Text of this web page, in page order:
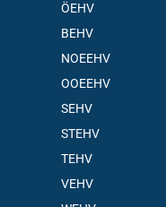
ÖEHV
BEHV
NOEEHV
OOEEHV
SEHV
STEHV
TEHV
VEHV